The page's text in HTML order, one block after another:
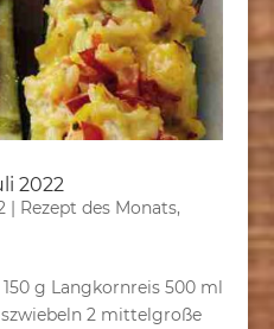
2022
| Rezept des Monats,
g Langkornreis 500 ml
2 mittelgroße